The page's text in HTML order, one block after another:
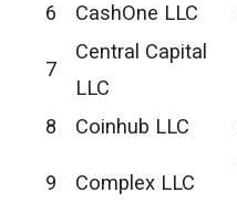
6 CashOne LLC
7
Central Capital
LLC
8 Coinhub LLC
9 Complex LLC